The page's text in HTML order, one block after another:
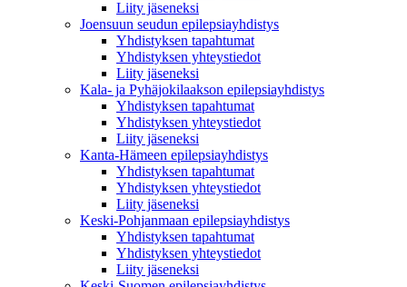
Liity jäseneksi
Joensuun seudun epilepsiayhdistys
Yhdistyksen tapahtumat
Yhdistyksen yhteystiedot
Liity jäseneksi
Kala- ja Pyhäjokilaakson epilepsiayhdistys
Yhdistyksen tapahtumat
Yhdistyksen yhteystiedot
Liity jäseneksi
Kanta-Hämeen epilepsiayhdistys
Yhdistyksen tapahtumat
Yhdistyksen yhteystiedot
Liity jäseneksi
Keski-Pohjanmaan epilepsiayhdistys
Yhdistyksen tapahtumat
Yhdistyksen yhteystiedot
Liity jäseneksi